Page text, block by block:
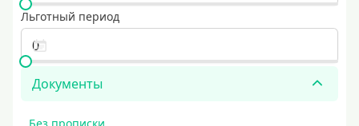
Льготный период
Документы